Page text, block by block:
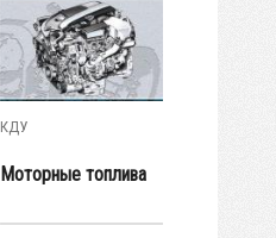
КДУ
Моторные топлива